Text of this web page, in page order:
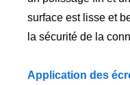
surface est lisse et
la sécurité de la
Application des